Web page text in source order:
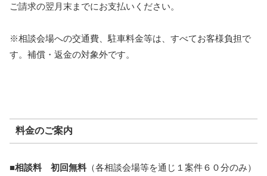
ご請求の翌月末までにお支払いください。
※相談会場への交通費、駐車料金等は、すべてお客様負担で
す。補償・返金の対象外です。
料金のご案内
■相談料 初回無料 （各相談会場等を通じ１案件６０分のみ）